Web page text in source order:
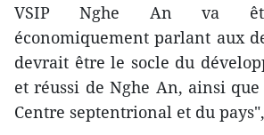
VSIP Nghe An va
économiquement parlant aux
devrait être le socle du
et réussi de Nghe An, ainsi
Centre septentrional et du